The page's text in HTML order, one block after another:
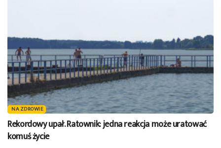
NA ZDROWIE
Rekordowy upał. Ratownik: jedna reakcja może uratować
komuś życie